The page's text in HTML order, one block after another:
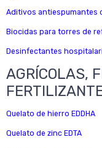
Aditivos antiespumantes
Biocidas para torres de
Desinfectantes
AGRÍCOLAS,
Quelato de hierro EDDHA
Quelato de zinc EDTA